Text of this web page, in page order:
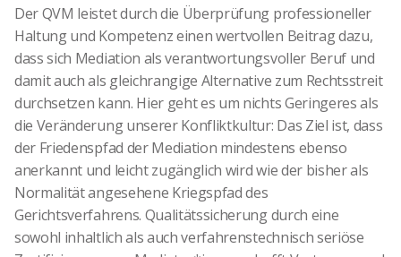
Der QVM leistet durch die Überprüfung professioneller
Haltung und Kompetenz einen wertvollen Beitrag dazu,
dass sich Mediation als verantwortungsvoller Beruf und
damit auch als gleichrangige Alternative zum Rechtsstreit
durchsetzen kann. Hier geht es um nichts Geringeres als
die Veränderung unserer Konfliktkultur: Das Ziel ist, dass
der Friedenspfad der Mediation mindestens ebenso
anerkannt und leicht zugänglich wird wie der bisher als
Normalität angesehene Kriegspfad des
Gerichtsverfahrens. Qualitätssicherung durch eine
sowohl inhaltlich als auch verfahrenstechnisch seriöse